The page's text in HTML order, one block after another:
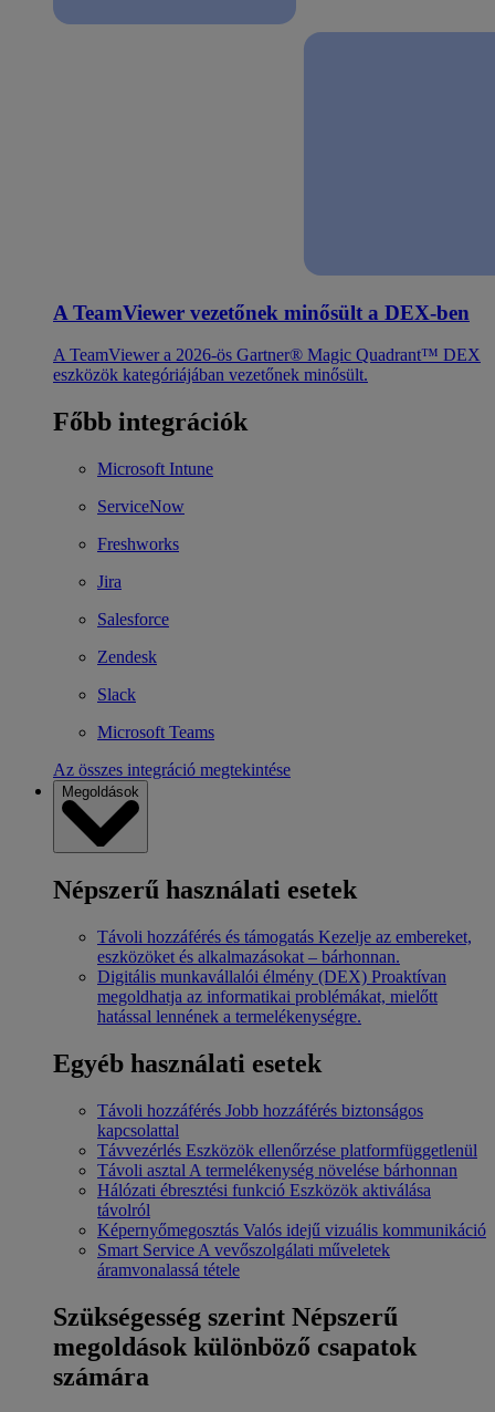
A TeamViewer vezetőnek minősült a DEX-ben
A TeamViewer a 2026-ös Gartner® Magic Quadrant™ DEX
eszközök kategóriájában vezetőnek minősült.
Főbb integrációk
Microsoft Intune
ServiceNow
Freshworks
Jira
Salesforce
Zendesk
Slack
Microsoft Teams
Az összes integráció megtekintése
Megoldások
Népszerű használati esetek
Távoli hozzáférés és támogatás Kezelje az embereket,
eszközöket és alkalmazásokat – bárhonnan.
Digitális munkavállalói élmény (DEX) Proaktívan
megoldhatja az informatikai problémákat, mielőtt
hatással lennének a termelékenységre.
Egyéb használati esetek
Távoli hozzáférés Jobb hozzáférés biztonságos
kapcsolattal
Távvezérlés Eszközök ellenőrzése platformfüggetlenül
Távoli asztal A termelékenység növelése bárhonnan
Hálózati ébresztési funkció Eszközök aktiválása
távolról
Képernyőmegosztás Valós idejű vizuális kommunikáció
Smart Service A vevőszolgálati műveletek
áramvonalassá tétele
Szükségesség szerint Népszerű
megoldások különböző csapatok
számára